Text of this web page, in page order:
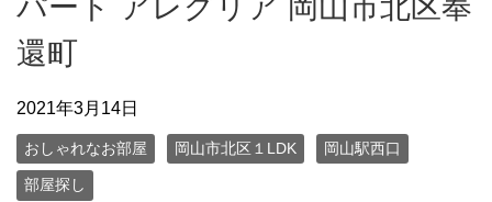
パート アレグリア 岡山市北区奉
還町
2021年3月14日
おしゃれなお部屋 岡山市北区１LDK 岡山駅西口
部屋探し